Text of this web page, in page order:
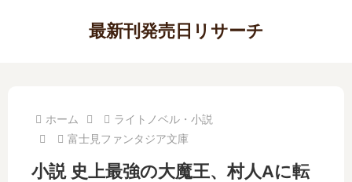
最新刊発売日リサーチ
ホーム
ライトノベル・小説
富士見ファンタジア文庫
小説 史上最強の大魔王、村人Aに転